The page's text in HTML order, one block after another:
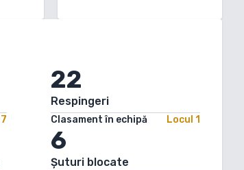
7
22
Respingeri
Clasament în echipă Locul 1
6
Șuturi blocate